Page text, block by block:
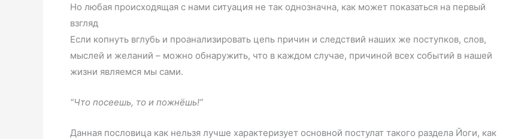
Но любая происходящая с нами ситуация не так однозначна, как может показаться на первый
взгляд
Если копнуть вглубь и проанализировать цепь причин и следствий наших же поступков, слов,
мыслей и желаний – можно обнаружить, что в каждом случае, причиной всех событий в нашей
жизни являемся мы сами.
“Что посеешь, то и пожнёшь!”
Данная пословица как нельзя лучше характеризует основной постулат такого раздела Йоги, как